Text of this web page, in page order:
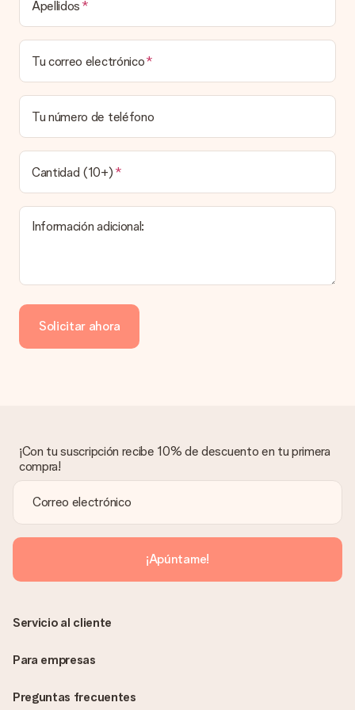
Apellidos
Tu correo electrónico
Tu número de teléfono
Cantidad (10+)
Información adicional:
Solicitar ahora
¡Con tu suscripción recibe 10% de descuento en tu primera
compra!
¡Apúntame!
Preguntas frecuentes
Servicio al cliente
Para empresas